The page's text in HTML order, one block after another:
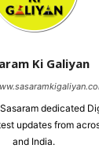
Ki Galiyan
dedicated
updates from
and India.